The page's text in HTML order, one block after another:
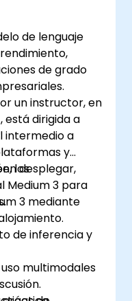
de lenguaje
de grado
un instructor, en
está dirigida a
intermedio a
y
desplegar,
Medium 3 para
los
3 mediante
de inferencia y
multimodales